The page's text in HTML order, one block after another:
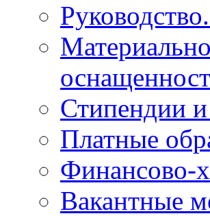
Стипендии
Платные
Финансово-
Вакантные